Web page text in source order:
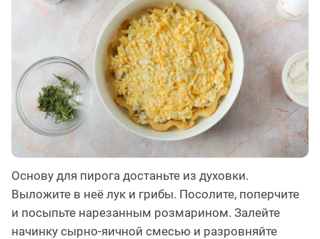
Основу для пирога достаньте из духовки.
Выложите в неё лук и грибы. Посолите, поперчите
и посыпьте нарезанным розмарином. Залейте
начинку сырно-яичной смесью и разровняйте